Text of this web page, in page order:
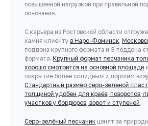
повышенной нагрузкой при правильной
основания.
С карьера из Ростовской области
камня клиенту в Наро-Фоминск,
поддона крупного формата и 3 поддона
формата. Крупный формат песчаника
хорошо смотрится на основной площади
покрытие более солидным и дорогим
Стандартный размер серо-зеленой
толщиной удобен для краёв, поворотов,
участков у бордюров, ворот и ступеней.
Серо-зелёный песчаник ценят за